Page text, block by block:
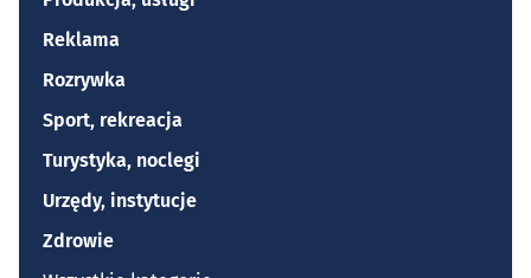
Reklama
Rozrywka
Sport, rekreacja
Turystyka, noclegi
Urzędy, instytucje
Zdrowie